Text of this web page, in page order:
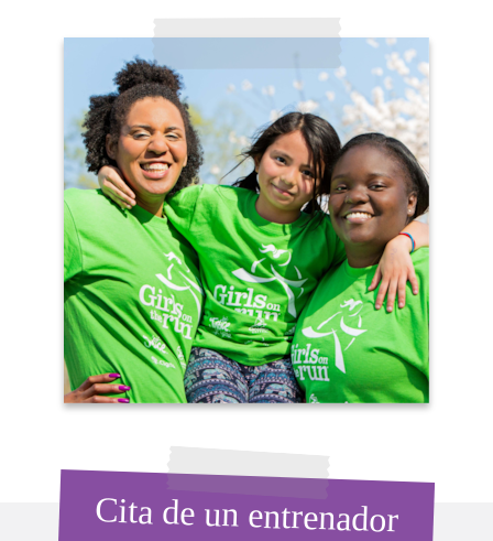
Cita de un entrenador